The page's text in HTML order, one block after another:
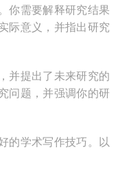
你需要解释研究结果
际意义，并指出研究
并提出了未来研究的
问题，并强调你的研
的学术写作技巧。以